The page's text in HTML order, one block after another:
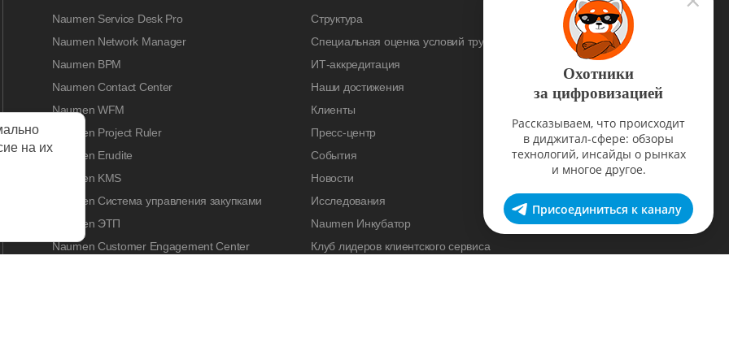
Naumen Service Desk Pro
Naumen Network Manager
Naumen BPM
Naumen Contact Center
Naumen WFM
Naumen Project Ruler
Naumen Erudite
Naumen KMS
Naumen Система управления закупками
Naumen ЭТП
Naumen Customer Engagement Center
Структура
Специальная оценка условий труда
ИТ-аккредитация
Наши достижения
Клиенты
Пресс-центр
События
Новости
Исследования
Naumen Инкубатор
Клуб лидеров клиентского сервиса
на их
Охотники
за цифровизацией
Рассказываем, что происходит
в диджитал-сфере: обзоры
технологий, инсайды о рынках
и многое другое.
Присоединиться к каналу